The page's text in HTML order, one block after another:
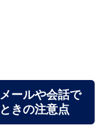
ールや会話で
きの注意点